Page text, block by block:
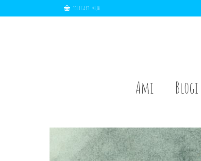
Your Cart-€0,00
Ami Blogi